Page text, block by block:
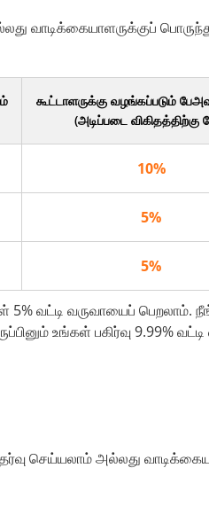
வாடிக்கையாளருக்குப்
கூட்டாளருக்கு வழங்கப்படும்
(அடிப்படை விகிதத்திற்கு
10%
5%
5%
வட்டி வருவாயைப் பெறலாம்.
உங்கள் பகிர்வு 9.99%
செய்யலாம் அல்லது